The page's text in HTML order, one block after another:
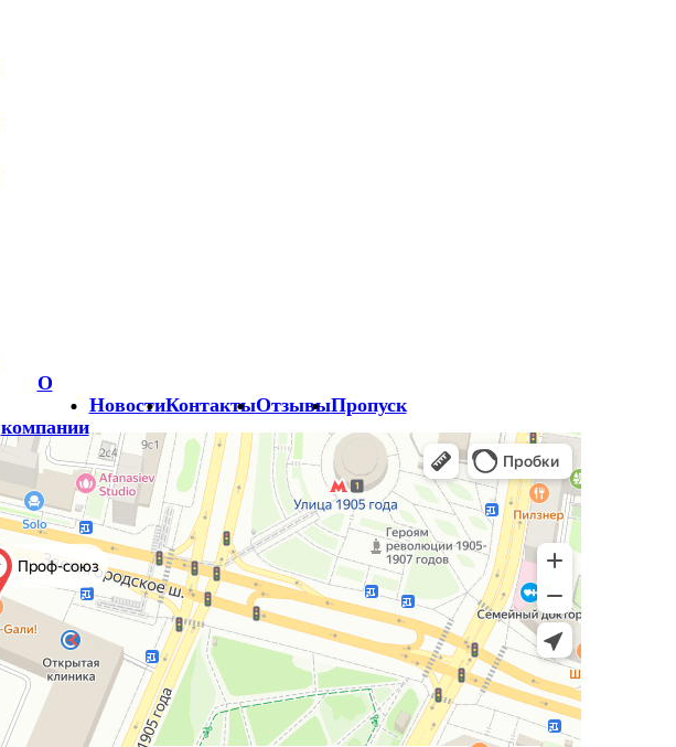
О
компании
НовостиКонтактыОтзывыПропуск